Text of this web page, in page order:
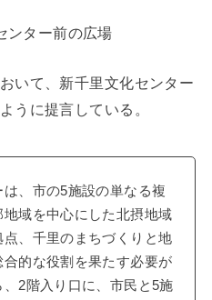
ンター前の広場
いて、新千里文化センター
うに提言している。
は、市の5施設の単なる複
域を中心にした北摂地域
、千里のまちづくりと地
的な役割を果たす必要が
2階入り口に、市民と5施